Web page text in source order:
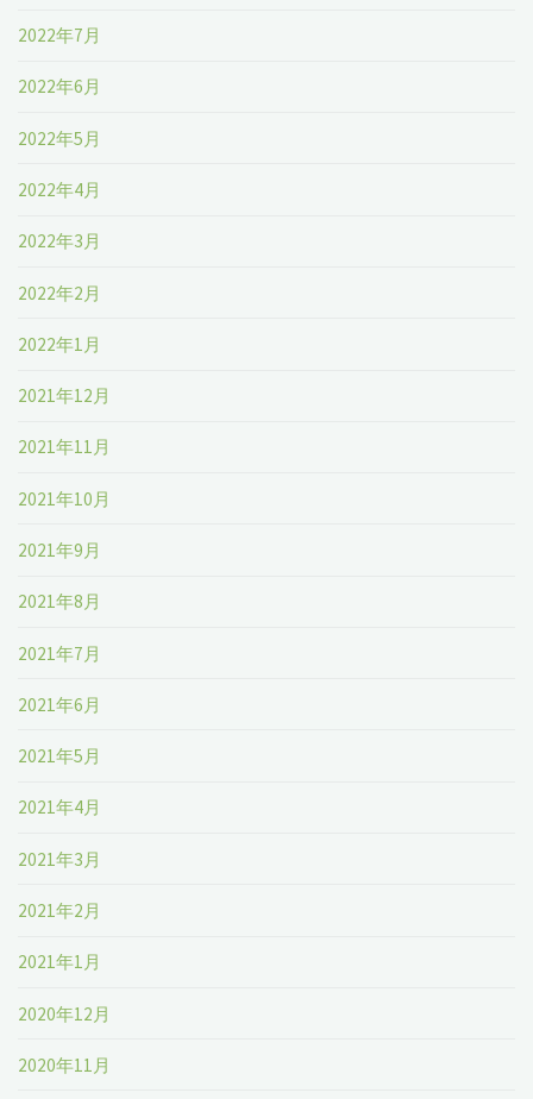
2022年7月
2022年6月
2022年5月
2022年4月
2022年3月
2022年2月
2022年1月
2021年12月
2021年11月
2021年10月
2021年9月
2021年8月
2021年7月
2021年6月
2021年5月
2021年4月
2021年3月
2021年2月
2021年1月
2020年12月
2020年11月